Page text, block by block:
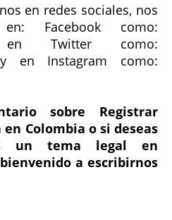
en redes sociales, nos
Facebook como:
Twitter como:
en Instagram como:
sobre Registrar
Colombia o si deseas
un tema legal en
a escribirnos